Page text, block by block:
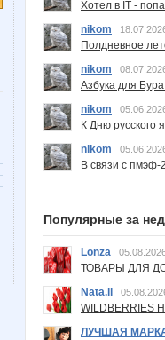
Хотел в IT -
nikom
Полдневное
nikom
Азбука для
nikom
К Дню русского
nikom
В связи с пмэф-
Популярные за
Lonza
ТОВАРЫ ДЛЯ
Nata.li
ЛУЧШАЯ